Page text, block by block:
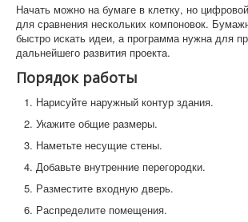
Начать можно на бумаге в клетку, но
для сравнения нескольких компоновок.
быстро искать идеи, а программа нужна для
дальнейшего развития проекта.
Порядок работы
Нарисуйте наружный контур здания.
Укажите общие размеры.
Наметьте несущие стены.
Добавьте внутренние перегородки.
Разместите входную дверь.
Распределите помещения.